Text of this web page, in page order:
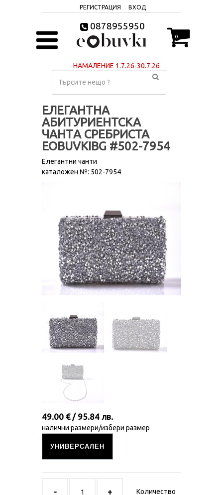
РЕГИСТРАЦИЯ ВХОД
0878955950
0
НАМАЛЕНИЕ 1.7.26-30.7.26
ЕЛЕГАНТНА
АБИТУРИЕНТСКА
ЧАНТA СРЕБРИСТА
EOBUVKIBG #502-7954
Елегантни чанти
каталожен №: 502-7954
49.00 € / 95.84 лв.
налични размери/избери размер
УНИВЕРСАЛЕН
Количество